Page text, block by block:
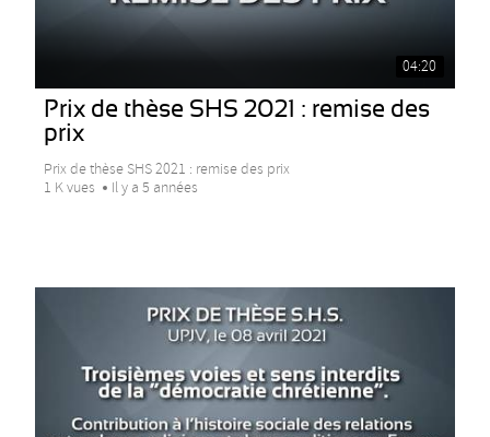
04:20
Prix de thèse SHS 2021 : remise des
prix
Prix de thèse SHS 2021 : remise des prix
1 K vues
Il y a 5 années